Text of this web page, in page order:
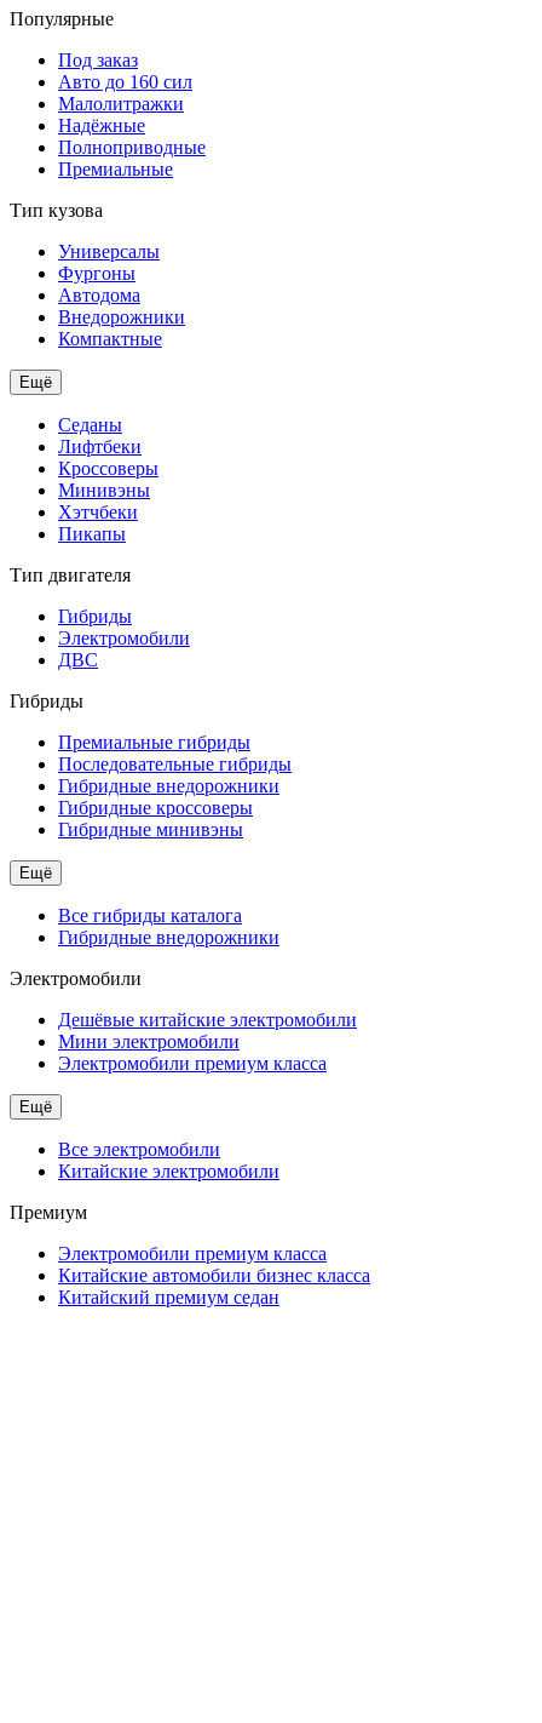
Популярные
Под заказ
Авто до 160 сил
Малолитражки
Надёжные
Полноприводные
Премиальные
Тип кузова
Универсалы
Фургоны
Автодома
Внедорожники
Компактные
Ещё
Седаны
Лифтбеки
Кроссоверы
Минивэны
Хэтчбеки
Пикапы
Тип двигателя
Гибриды
Электромобили
ДВС
Гибриды
Премиальные гибриды
Последовательные гибриды
Гибридные внедорожники
Гибридные кроссоверы
Гибридные минивэны
Ещё
Все гибриды каталога
Гибридные внедорожники
Электромобили
Дешёвые китайские электромобили
Мини электромобили
Электромобили премиум класса
Ещё
Все электромобили
Китайские электромобили
Премиум
Электромобили премиум класса
Китайские автомобили бизнес класса
Китайский премиум седан